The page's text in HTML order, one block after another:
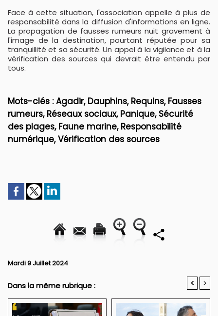
Face à cette situation, l'association appelle à plus de
responsabilité dans la diffusion d'informations en ligne.
La propagation de fausses rumeurs nuit gravement à
l'image de la destination, pourtant réputée pour sa
tranquillité et sa sécurité. Un appel à la vigilance et à la
vérification des sources qui devrait être entendu par
tous.
Mots-clés : Agadir, Dauphins, Requins, Fausses
rumeurs, Réseaux sociaux, Panique, Sécurité
des plages, Faune marine, Responsabilité
numérique, Vérification des sources
Mardi 9 Juillet 2024
Dans la même rubrique : < >